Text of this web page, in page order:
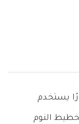
يستخدم
النوم